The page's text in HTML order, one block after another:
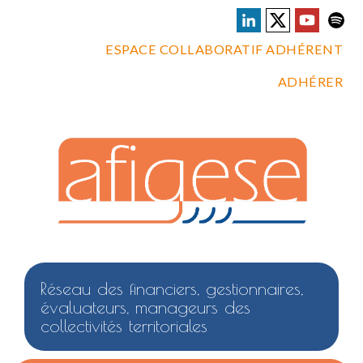
ESPACE COLLABORATIF ADHÉRENT
ADHÉRER
Réseau des financiers, gestionnaires,
évaluateurs, manageurs des
collectivités territoriales